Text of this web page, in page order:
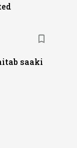
saaki